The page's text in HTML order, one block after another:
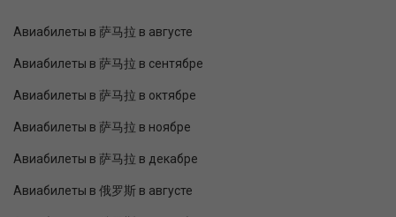
Авиабилеты в 萨马拉 в августе
Авиабилеты в 萨马拉 в сентябре
Авиабилеты в 萨马拉 в октябре
Авиабилеты в 萨马拉 в ноябре
Авиабилеты в 萨马拉 в декабре
Авиабилеты в 俄罗斯 в августе